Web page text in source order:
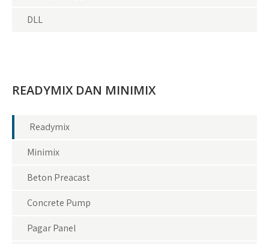
DLL
READYMIX DAN MINIMIX
Readymix
Minimix
Beton Preacast
Concrete Pump
Pagar Panel